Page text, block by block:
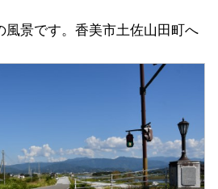
風景です。香美市土佐山田町へ